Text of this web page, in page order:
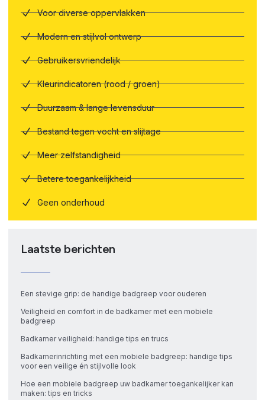
Voor diverse oppervlakken
Modern en stijlvol ontwerp
Gebruikersvriendelijk
Kleurindicatoren (rood / groen)
Duurzaam & lange levensduur
Bestand tegen vocht en slijtage
Meer zelfstandigheid
Betere toegankelijkheid
Geen onderhoud
Laatste berichten
Een stevige grip: de handige badgreep voor ouderen
Veiligheid en comfort in de badkamer met een mobiele
badgreep
Badkamer veiligheid: handige tips en trucs
Badkamerinrichting met een mobiele badgreep: handige tips
voor een veilige én stijlvolle look
Hoe een mobiele badgreep uw badkamer toegankelijker kan
maken: tips en tricks